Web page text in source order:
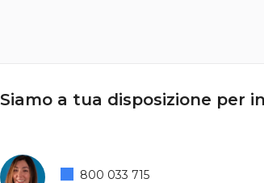
Siamo a tua disposizione per
800 033 715